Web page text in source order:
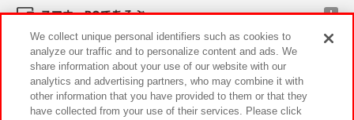
スマホ・PCであそぶ
イベント・キャンペーン
We collect unique personal identifiers such as cookies to
analyze our traffic and to personalize content and ads. We
share information about your use of our website with our
analytics and advertising partners, who may combine it with
other information that you have provided to them or that they
have collected from your use of their services. Please click